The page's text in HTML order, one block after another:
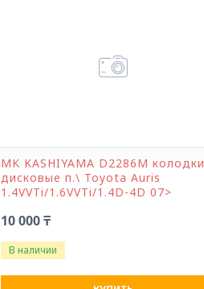
MK KASHIYAMA D2286M колодки
дисковые п.\ Toyota Auris
1.4VVTi/1.6VVTi/1.4D-4D 07>
10 000 ₸
В наличии